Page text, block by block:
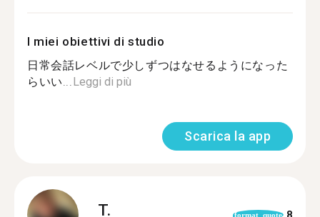
I miei obiettivi di studio
日常会話レベルで少しずつはなせるようになった
らいい...Leggi di più
Scarica la app
T. format_quote